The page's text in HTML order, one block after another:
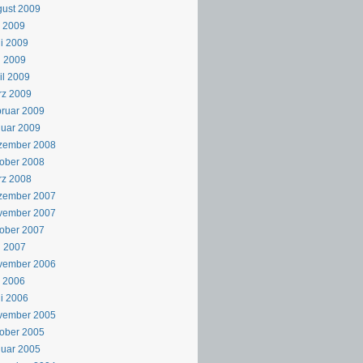
2009
2009
2009
2009
2009
2009
2009
2009
2008
2008
2008
2007
2007
2007
2007
2006
2006
2006
2005
2005
2005